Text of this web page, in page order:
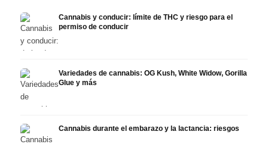
Cannabis y conducir: límite de THC y riesgo para el
permiso de conducir
Variedades de cannabis: OG Kush, White Widow, Gorilla
Glue y más
Cannabis durante el embarazo y la lactancia: riesgos